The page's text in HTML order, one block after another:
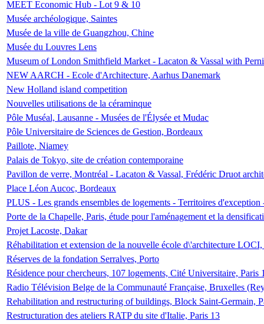
MEET Economic Hub - Lot 9 & 10
Musée archéologique, Saintes
Musée de la ville de Guangzhou, Chine
Musée du Louvres Lens
Museum of London Smithfield Market - Lacaton & Vassal with
NEW AARCH - Ecole d'Architecture, Aarhus Danemark
New Holland island competition
Nouvelles utilisations de la céraminque
Pôle Muséal, Lausanne - Musées de l'Élysée et Mudac
Pôle Universitaire de Sciences de Gestion, Bordeaux
Paillote, Niamey
Palais de Tokyo, site de création contemporaine
Pavillon de verre, Montréal - Lacaton & Vassal, Frédéric Druot
Place Léon Aucoc, Bordeaux
PLUS - Les grands ensembles de logements - Territoires
Porte de la Chapelle, Paris, étude pour l'aménagement et la
Projet Lacoste, Dakar
Réhabilitation et extension de la nouvelle école d\'architecture
Réserves de la fondation Serralves, Porto
Résidence pour chercheurs, 107 logements, Cité Universitaire, Paris
Radio Télévision Belge de la Communauté Française, Bruxelles
Rehabilitation and restructuring of buildings, Block Saint-Germain,
Restructuration des ateliers RATP du site d'Italie, Paris 13